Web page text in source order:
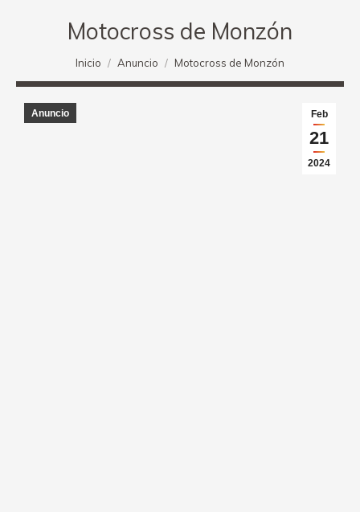
Motocross de Monzón
Estás aquí:
Inicio Anuncio Motocross de Monzón
Feb
21
2024
Anuncio